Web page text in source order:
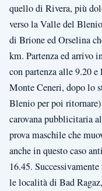
quello di Rivera, più
verso la Valle del
di Brione ed Orselina
km. Partenza ed arrivo
con partenza alle 9.20
Monte Ceneri, dopo lo
Blenio per poi ritornare)
carovana pubblicitaria
prova maschile che
anche in questo caso
16.45.
le località di Bad